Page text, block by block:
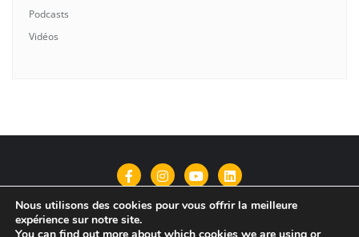
Podcasts
Vidéos
Qui suis-je? Contact Politique de confidentialité
Nous utilisons des cookies pour vous offrir la meilleure
expérience sur notre site.